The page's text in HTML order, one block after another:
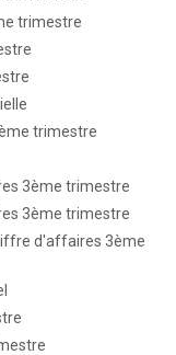
trimestre
trimestre
3ème trimestre
3ème trimestre
d'affaires 3ème